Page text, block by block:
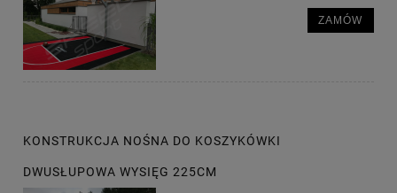
ZAMÓW
KONSTRUKCJA NOŚNA DO KOSZYKÓWKI
DWUSŁUPOWA WYSIĘG 225CM